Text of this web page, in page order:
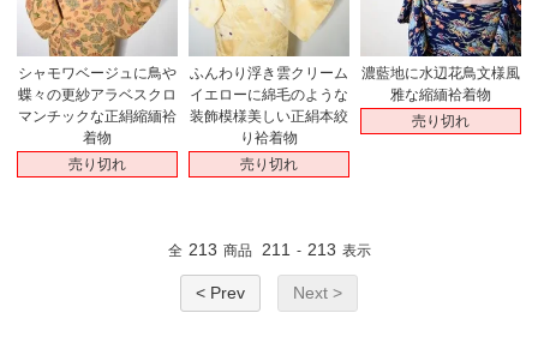
シャモワベージュに鳥や
蝶々の更紗アラベスクロ
マンチックな正絹縮緬袷
着物
売り切れ
ふんわり浮き雲クリーム
イエローに綿毛のような
装飾模様美しい正絹本絞
り袷着物
売り切れ
濃藍地に水辺花鳥文様風
雅な縮緬袷着物
売り切れ
全 213 商品 211 - 213 表示
< Prev Next >